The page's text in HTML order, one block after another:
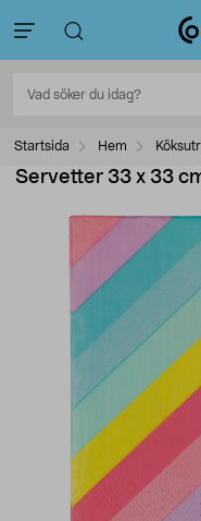
Startsida Hem
Servetter 33 x 33